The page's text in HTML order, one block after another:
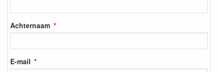
Achternaam
E-mail